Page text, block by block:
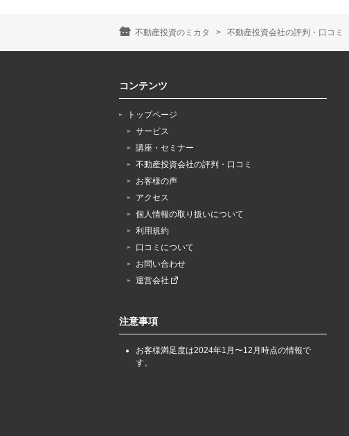
不動産投資のミカタ 不動産投資会社の評判・口コミ
コンテンツ
トップページ
サービス
講座・セミナー
不動産投資会社の評判・口コミ
お客様の声
アクセス
個人情報の取り扱いについて
利用規約
口コミについて
お問い合わせ
運営会社
注意事項
お客様満足度は2024年1月〜12月時点の情報で
す。